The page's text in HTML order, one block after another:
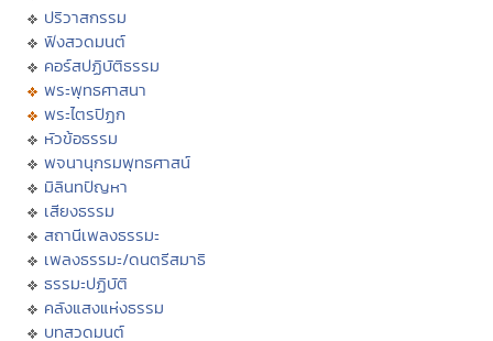
ปริวาสกรรม
ฟังสวดมนต์
คอร์สปฏิบัติธรรม
พระพุทธศาสนา
พระไตรปิฏก
หัวข้อธรรม
พจนานุกรมพุทธศาสน์
มิลินทปัญหา
เสียงธรรม
สถานีเพลงธรรมะ
เพลงธรรมะ/ดนตรีสมาธิ
ธรรมะปฏิบัติ
คลังแสงแห่งธรรม
บทสวดมนต์